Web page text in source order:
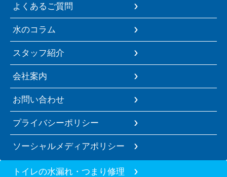
よくあるご質問
水のコラム
スタッフ紹介
会社案内
お問い合わせ
プライバシーポリシー
ソーシャルメディアポリシー
トイレの水漏れ・つまり修理